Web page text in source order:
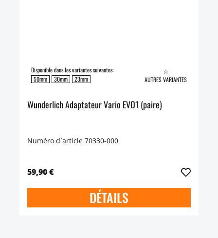
Disponible dans les variantes suivantes:
50mm
30mm 23mm AUTRES VARIANTES
Wunderlich Adaptateur Vario EVO1 (paire)
Numéro d´article 70330-000
59,90 €
DÉTAILS